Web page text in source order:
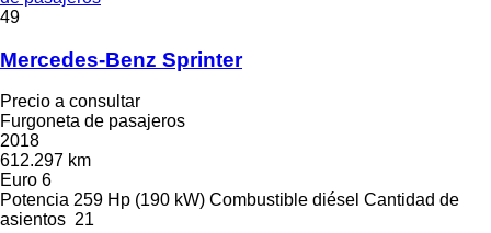
49
Mercedes-Benz Sprinter
Precio a consultar
Furgoneta de pasajeros
2018
612.297 km
Euro 6
Potencia 259 Hp (190 kW) Combustible diésel Cantidad de
asientos 21